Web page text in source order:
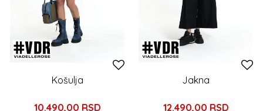
Košulja
10.490,00 RSD
Jakna
12.490,00 RSD